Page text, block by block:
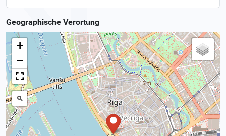
Geographische Verortung
+
−